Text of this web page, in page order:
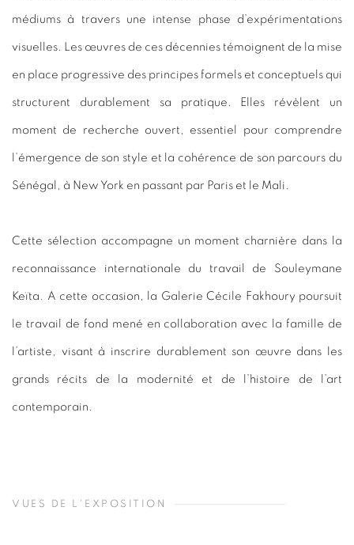
médiums à travers une intense phase d’expérimentations
visuelles. Les œuvres de ces décennies témoignent de la mise
en place progressive des principes formels et conceptuels qui
structurent durablement sa pratique. Elles révèlent un
moment de recherche ouvert, essentiel pour comprendre
l’émergence de son style et la cohérence de son parcours du
Sénégal, à New York en passant par Paris et le Mali.
Cette sélection accompagne un moment charnière dans la
reconnaissance internationale du travail de Souleymane
Keïta. A cette occasion, la Galerie Cécile Fakhoury poursuit
le travail de fond mené en collaboration avec la famille de
l’artiste, visant à inscrire durablement son œuvre dans les
grands récits de la modernité et de l’histoire de l’art
contemporain.
VUES DE L'EXPOSITION